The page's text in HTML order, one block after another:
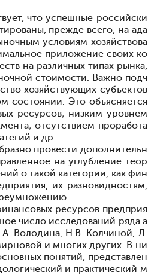
что успешные российски
прежде всего, на ада
условиям хозяйствова
приложение своих ко
на различных типах рынка,
стоимости. Важно подч
хозяйствующих субъектов
состоянии. Это объясняется
ресурсов; низким уровнем
отсутствием проработа
и др.
провести дополнительн
на углубление теор
о такой категории, как фин
их разновидностям,
ресурсов предприя
число исследований ряда а
Володина, Н.В. Колчиной, Л.
и многих других. В ни
понятий, представлен
и практический м